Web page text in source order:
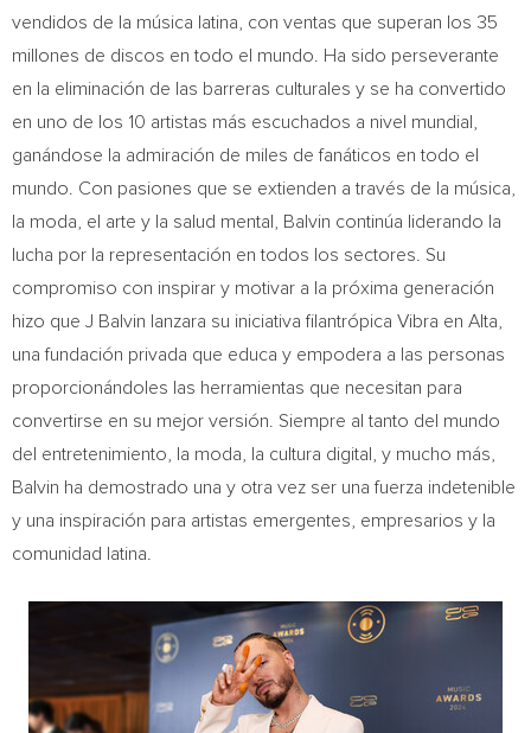
vendidos de la música latina, con ventas que superan los 35
millones de discos en todo el mundo. Ha sido perseverante
en la eliminación de las barreras culturales y se ha convertido
en uno de los 10 artistas más escuchados a nivel mundial,
ganándose la admiración de miles de fanáticos en todo el
mundo. Con pasiones que se extienden a través de la música,
la moda, el arte y la salud mental, Balvin continúa liderando la
lucha por la representación en todos los sectores. Su
compromiso con inspirar y motivar a la próxima generación
hizo que J Balvin lanzara su iniciativa filantrópica Vibra en Alta,
una fundación privada que educa y empodera a las personas
proporcionándoles las herramientas que necesitan para
convertirse en su mejor versión. Siempre al tanto del mundo
del entretenimiento, la moda, la cultura digital, y mucho más,
Balvin ha demostrado una y otra vez ser una fuerza indetenible
y una inspiración para artistas emergentes, empresarios y la
comunidad latina.